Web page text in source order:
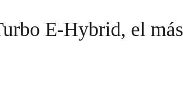
E-Hybrid, el más